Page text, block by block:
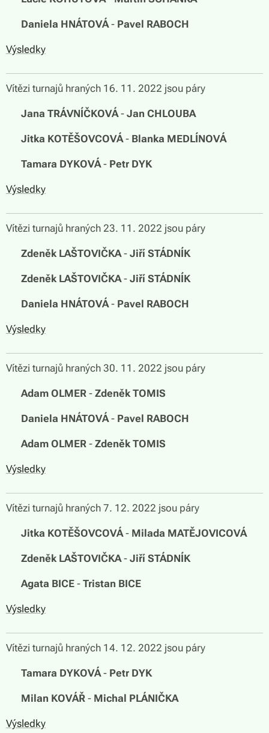
Daniela HNÁTOVÁ- Pavel RABOCH
Výsledky
Vítězi turnajů hraných 16. 11. 2022 jsou páry
Jana TRÁVNÍČKOVÁ- Jan CHLOUBA
Jitka KOTĚŠOVCOVÁ- Blanka MEDLÍNOVÁ
Tamara DYKOVÁ- Petr DYK
Výsledky
Vítězi turnajů hraných 23. 11. 2022 jsou páry
Zdeněk LAŠTOVIČKA- Jiří STÁDNÍK
Zdeněk LAŠTOVIČKA- Jiří STÁDNÍK
Daniela HNÁTOVÁ- Pavel RABOCH
Výsledky
Vítězi turnajů hraných 30. 11. 2022 jsou páry
Adam OLMER - Zdeněk TOMIS
Daniela HNÁTOVÁ- Pavel RABOCH
Adam OLMER - Zdeněk TOMIS
Výsledky
Vítězi turnajů hraných 7. 12. 2022 jsou páry
Jitka KOTĚŠOVCOVÁ- Milada MATĚJOVICOVÁ
Zdeněk LAŠTOVIČKA- Jiří STÁDNÍK
Agata BICE - Tristan BICE
Výsledky
Vítězi turnajů hraných 14. 12. 2022 jsou páry
Tamara DYKOVÁ- Petr DYK
Milan KOVÁŘ - Michal PLÁNIČKA
Výsledky